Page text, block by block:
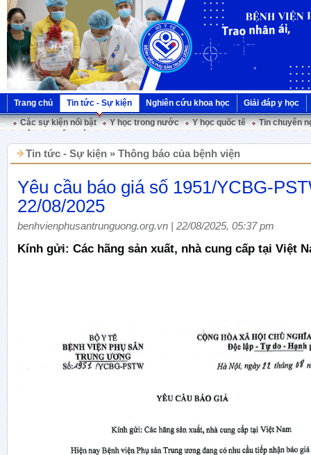
Trang chủ Tin tức - Sự kiện Nghiên cứu khoa học
Giải đáp y học
Các sự kiện nổi bật
Y học trong nước Y học quốc tế
Tin chuyên
Tin tức - Sự kiện » Thông báo của bệnh viện
Yêu cầu báo giá số 1951/YCBG-
22/08/2025
benhvienphusantrunguong.org.vn | 22/08/2025, 05:37 pm
Kính gửi: Các hãng sản xuất, nhà cung cấp tại Việt